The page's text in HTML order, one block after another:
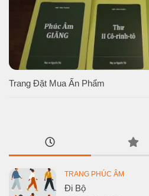
Trang Đặt Mua Ấn Phẩm
TRANG PHÚC ÂM
Đi Bộ